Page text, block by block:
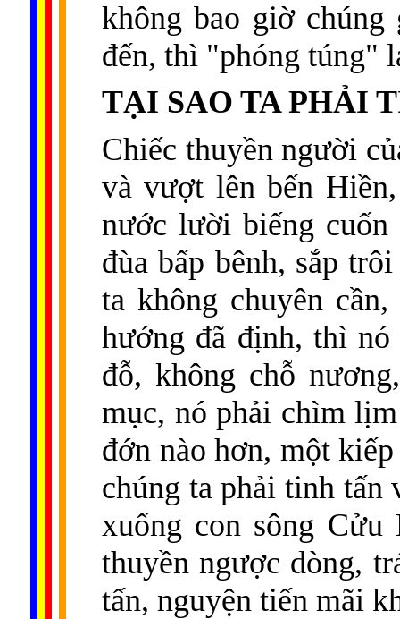
không bao giờ
đến, thì "phóng túng"
TẠI SAO TA PHẢI
Chiếc thuyền người
và vượt lên bến
nước lười biếng cuốn
đùa bấp bênh, sắp
ta không chuyên
hướng đã định, thì
đỗ, không chỗ
mục, nó phải chìm
đớn nào hơn, một
chúng ta phải tinh
xuống con sông
thuyền ngược dòng,
tấn, nguyện tiến mãi